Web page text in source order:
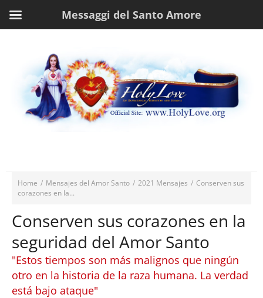
Home / Mensajes del Amor Santo / 2021 Mensajes / Conserven sus
corazones en la...
Conserven sus corazones en la
seguridad del Amor Santo
"Estos tiempos son más malignos que ningún
otro en la historia de la raza humana. La verdad
está bajo ataque"
Messaggi del Santo Amore